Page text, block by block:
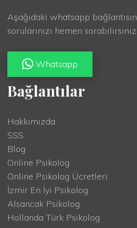
Aşağıdaki whatsapp
sorularınızı hemen sorabilirsiniz:
Whatsapp
Bağlantılar
Hakkımızda
SSS
Blog
Online Psikolog
Online Psikolog Ücretleri
İzmir En İyi Psikolog
Alsancak Psikolog
Hollanda Türk Psikolog